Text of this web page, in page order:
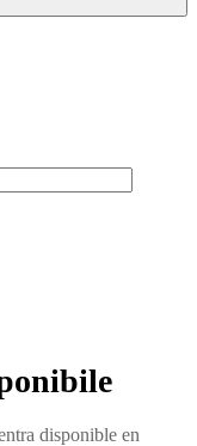
disponible en